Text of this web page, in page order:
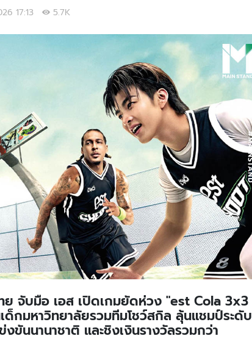
17:13
5.7K
ย จับมือ เอส เปิดเกมยัดห่วง "est Cola 3x3
กมหาวิทยาลัยรวมทีมโชว์สกิล ลุ้นแชมป์ระดับ
ขันนานาชาติ และชิงเงินรางวัลรวมกว่า